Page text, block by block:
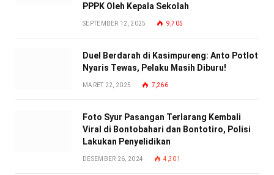
PPPK Oleh Kepala Sekolah
SEPTEMBER 12, 2025 9,705
Duel Berdarah di Kasimpureng: Anto Potlot
Nyaris Tewas, Pelaku Masih Diburu!
MARET 22, 2025 7,266
Foto Syur Pasangan Terlarang Kembali
Viral di Bontobahari dan Bontotiro, Polisi
Lakukan Penyelidikan
DESEMBER 26, 2024 4,301